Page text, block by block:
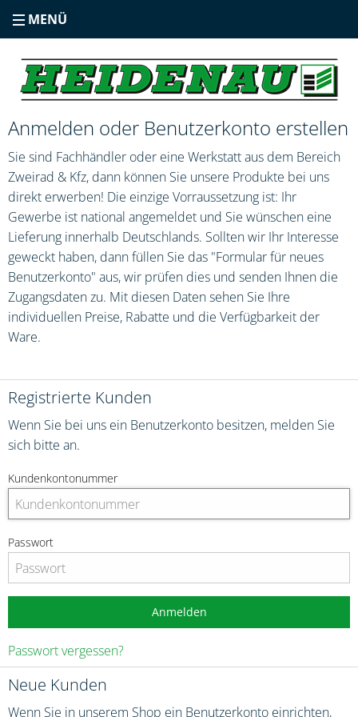
MENÜ
Anmelden oder Benutzerkonto erstellen
Sie sind Fachhändler oder eine Werkstatt aus dem Bereich
Zweirad & Kfz, dann können Sie unsere Produkte bei uns
direkt erwerben! Die einzige Vorraussetzung ist: Ihr
Gewerbe ist national angemeldet und Sie wünschen eine
Lieferung innerhalb Deutschlands. Sollten wir Ihr Interesse
geweckt haben, dann füllen Sie das "Formular für neues
Benutzerkonto" aus, wir prüfen dies und senden Ihnen die
Zugangsdaten zu. Mit diesen Daten sehen Sie Ihre
individuellen Preise, Rabatte und die Verfügbarkeit der
Ware.
Neue Kunden
Wenn Sie in unserem Shop ein Benutzerkonto einrichten,
Registrierte Kunden
Wenn Sie bei uns ein Benutzerkonto besitzen, melden Sie
sich bitte an.
Kundenkontonummer
Passwort
Anmelden
Passwort vergessen?